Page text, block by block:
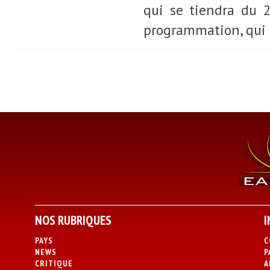
qui se tiendra du
programmation, qui
NOS RUBRIQUES
PAYS
NEWS
CRITIQUE